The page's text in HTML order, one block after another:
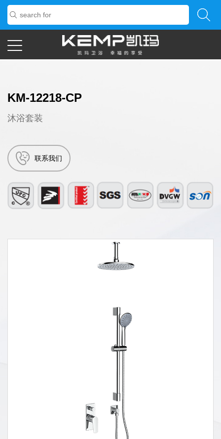
KM-12218-CP
沐浴套装
联系我们